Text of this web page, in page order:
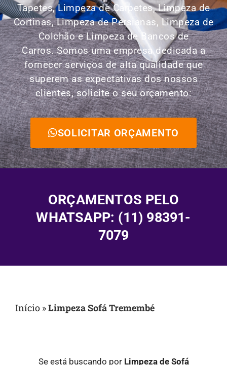
Tapetes, Limpeza de Carpetes, Limpeza de
Cortinas, Limpeza de Persianas, Limpeza de
Colchão e Limpeza de Bancos de
Carros.Somos uma empresa dedicada a
fornecer serviços de alta qualidade que
superem as expectativas dos nossos
clientes, solicite o seu orçamento:
SOLICITAR ORÇAMENTO
ORÇAMENTOS PELO
WHATSAPP: (11) 98391-
7079
Início »Limpeza Sofá Tremembé
Se está buscando por Limpeza de Sofá